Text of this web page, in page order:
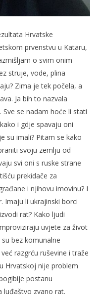
Hrvatske
prvenstvu u Kataru,
o svim onim
struje, vode, plina
Zima je tek počela, a
Ja bih to nazvala
se nadam hoće li stati
i gdje spavaju oni
su imali? Pitam se kako
svoju zemlju od
svi oni s ruske strane
prekidače za
i njihovu imovinu? I
Imaju li ukrajinski borci
rat? Kako ljudi
uvjete za život
bez komunalne
razgrću ruševine i traže
Hrvatskoj nije problem
postanu
luđaštvo zvano rat.